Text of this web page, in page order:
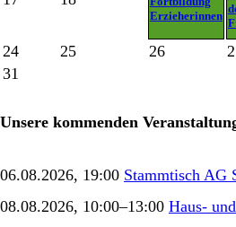
Erzieherinnen
24 25 26
31
Unsere kommenden
06.08.2026, 19:00 Stammtisch AG
08.08.2026, 10:00–13:00 Haus-